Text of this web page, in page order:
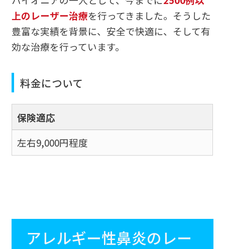
上のレーザー治療を行ってきました。そうした
豊富な実績を背景に、安全で快適に、そして有
効な治療を行っています。
料金について
保険適応
左右9,000円程度
アレルギー性鼻炎のレー